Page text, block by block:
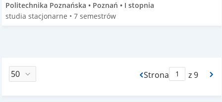
Politechnika Poznańska • Poznań • I stopnia
studia stacjonarne • 7 semestrów
Strona
Max Stronaz 9